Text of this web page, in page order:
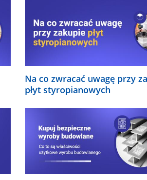
Na co zwracać uwagę przy
płyt styropianowych